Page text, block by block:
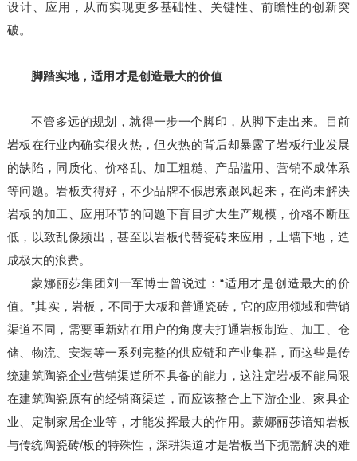
设计、应用，从而实现更多基础性、关键性、前瞻性的创新突
破。
脚踏实地，适用才是创造最大的价值
不管多远的规划，就得一步一个脚印，从脚下走出来。目前
岩板在行业内确实很火热，但火热的背后却暴露了岩板行业发展
的缺陷，同质化、价格乱、加工粗糙、产品滥用、营销不成体系
等问题。岩板卖得好，不少品牌不假思索跟风起来，在尚未解决
岩板的加工、应用环节的问题下盲目扩大生产规模，价格不断压
低，以致乱像频出，甚至以岩板代替瓷砖来应用，上墙下地，造
成极大的浪费。
蒙娜丽莎集团刘一军博士曾说过：“适用才是创造最大的价
值。”其实，岩板，不同于大板和普通瓷砖，它的应用领域和营销
渠道不同，需要重新站在用户的角度去打通岩板制造、加工、仓
储、物流、安装等一系列完整的供应链和产业集群，而这些是传
统建筑陶瓷企业营销渠道所不具备的能力，这注定岩板不能局限
在建筑陶瓷原有的经销商渠道，而应该整合上下游企业、家具企
业、定制家居企业等，才能发挥最大的作用。蒙娜丽莎谙知岩板
与传统陶瓷砖/板的特殊性，深耕渠道才是岩板当下扼需解决的难